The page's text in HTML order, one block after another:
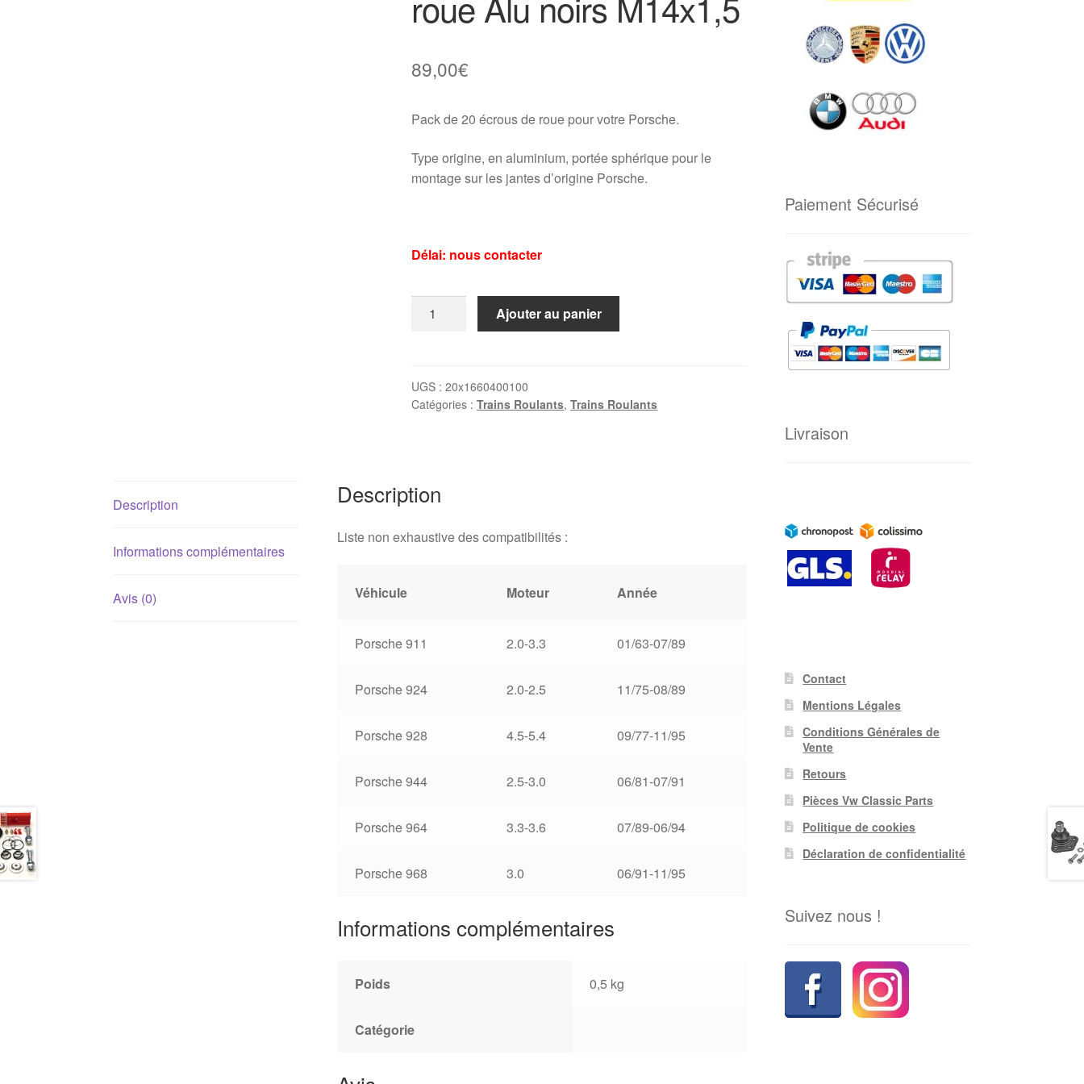
89,00€
Pack de 20 écrous de roue pour votre Porsche.
Type origine, en aluminium, portée sphérique pour le
montage sur les jantes d’origine Porsche.
Délai: nous contacter
écrous
de
M14x1,5
Ajouter au panier
UGS :20x1660400100
Catégories :Trains Roulants,Trains Roulants
Description
Informations complémentaires
Avis (0)
Description
Liste non exhaustive des compatibilités :
Véhicule Moteur Année
Porsche 911 2.0-3.3 01/63-07/89
Porsche 924 2.0-2.5 11/75-08/89
Porsche 928 4.5-5.4 09/77-11/95
Porsche 944 2.5-3.0 06/81-07/91
Porsche 964 3.3-3.6 07/89-06/94
Porsche 968 3.0 06/91-11/95
Informations complémentaires
Poids 0,5 kg
Catégorie
Paiement Sécurisé
Livraison
Contact
Mentions Légales
Conditions Générales de
Vente
Retours
Pièces Vw Classic Parts
Politique de cookies
Déclaration de confidentialité
Suivez nous !